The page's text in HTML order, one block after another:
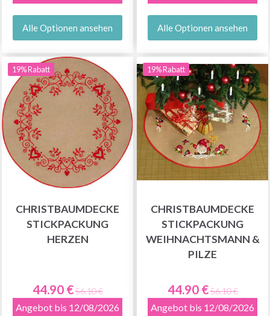
Alle Optionen ansehen Alle Optionen ansehen
19% Rabatt
CHRISTBAUMDECKE
STICKPACKUNG
HERZEN
44.90 €56.10 €
Angebot bis 12/08/2026
19% Rabatt
CHRISTBAUMDECKE
STICKPACKUNG
WEIHNACHTSMANN &
PILZE
44.90 €56.10 €
Angebot bis 12/08/2026